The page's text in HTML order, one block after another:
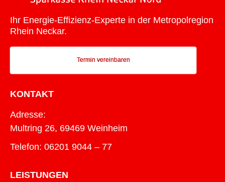
Ihr Energie-Effizienz-Experte in der Metropolregion
Rhein Neckar.
Termin vereinbaren
KONTAKT
Adresse:
Multring 26, 69469 Weinheim
Telefon: 06201 9044 – 77
LEISTUNGEN